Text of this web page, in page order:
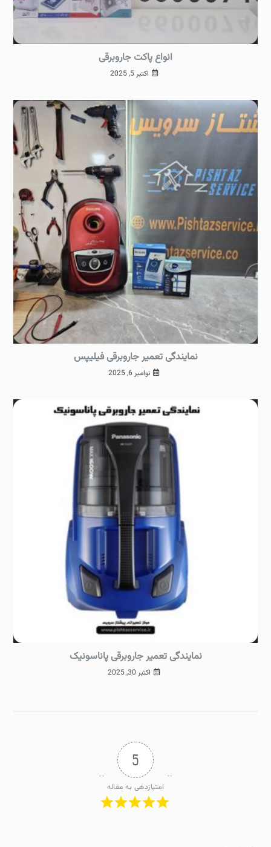
انواع پاکت جاروبرقی
اکتبر 5, 2025
نمایندگی تعمیر جاروبرقی فیلیپس
نوامبر 6, 2025
نمایندگی تعمیر جاروبرقی پاناسونیک
اکتبر 30, 2025
5
امتیازدهی به مقاله